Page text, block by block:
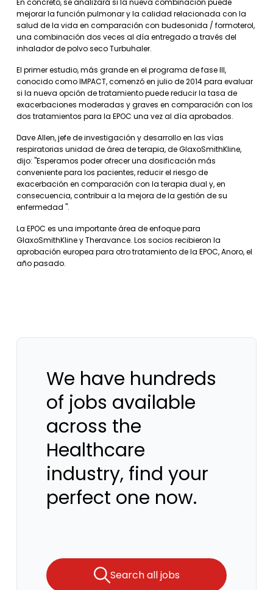
En concreto, se analizará si la nueva combinación puede
mejorar la función pulmonar y la calidad relacionada con la
salud de la vida en comparación con budesonida / formoterol,
una combinación dos veces al día entregado a través del
inhalador de polvo seco Turbuhaler.
El primer estudio, más grande en el programa de fase III,
conocido como IMPACT, comenzó en julio de 2014 para evaluar
si la nueva opción de tratamiento puede reducir la tasa de
exacerbaciones moderadas y graves en comparación con los
dos tratamientos para la EPOC una vez al día aprobados.
Dave Allen, jefe de investigación y desarrollo en las vías
respiratorias unidad de área de terapia, de GlaxoSmithKline,
dijo: "Esperamos poder ofrecer una dosificación más
conveniente para los pacientes, reducir el riesgo de
exacerbación en comparación con la terapia dual y, en
consecuencia, contribuir a la mejora de la gestión de su
enfermedad ".
La EPOC es una importante área de enfoque para
GlaxoSmithKline y Theravance. Los socios recibieron la
aprobación europea para otro tratamiento de la EPOC, Anoro, el
año pasado.
We have hundreds
of jobs available
across the
Healthcare
industry, find your
perfect one now.
Search all jobs